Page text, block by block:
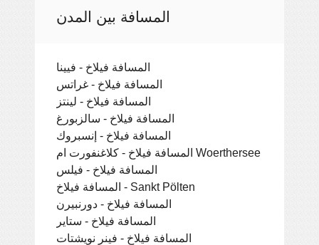
المسافة بين المدن
المسافة فيلاخ - فيينا
المسافة فيلاخ - غراتس
المسافة فيلاخ - لينتز
المسافة فيلاخ - سالزبورغ
المسافة فيلاخ - إنسبروك
المسافة فيلاخ - كلاغنفورت ام Woerthersee
المسافة فيلاخ - فيلس
المسافة فيلاخ - Sankt Pölten
المسافة فيلاخ - دورنبيرن
المسافة فيلاخ - ستاير
المسافة فيلاخ - فينر نويشتات